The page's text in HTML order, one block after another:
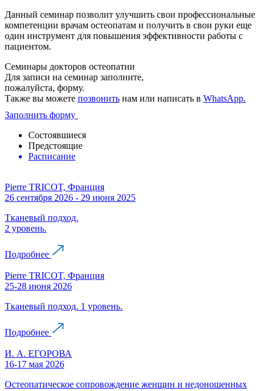
Данный семинар позволит улучшить свои профессиональные
компетенции врачам остеопатам и получить в свои руки еще
один инструмент для повышения эффективности работы с
пациентом.
Семинары докторов остеопатии
Для записи на семинар заполните,
пожалуйста, форму.
Также вы можете позвонить нам или написать в WhatsApp.
Заполнить форму
Состоявшиеся
Предстоящие
Расписание
Pierre TRICOT, Франция
26 сентября 2026 - 29 июня 2025
Тканевый подход.
2 уровень.
Подробнее
Pierre TRICOT, Франция
25-28 июня 2026
Тканевый подход. 1 уровень.
Подробнее
И. А. ЕГОРОВА
16-17 мая 2026
Остеопатическое сопровождение женщин и недоношенных